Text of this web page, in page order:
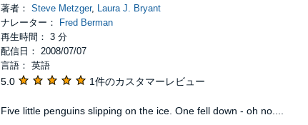
著者： Steve Metzger,
Laura J. Bryant
ナレーター：
Fred Berman
再生時間： 3 分
配信日： 2008/07/07
言語： 英語
5.0 1件のカスタマーレビュー
Five little penguins slipping on the ice. One fell down - oh no....